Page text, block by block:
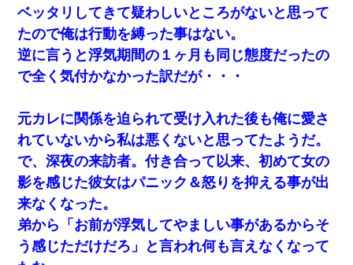
ベッタリしてきて疑わしいところがないと思って
たので俺は行動を縛った事はない。
逆に言うと浮気期間の１ヶ月も同じ態度だったの
で全く気付かなかった訳だが・・・
元カレに関係を迫られて受け入れた後も俺に愛さ
れていないから私は悪くないと思ってたようだ。
で、深夜の来訪者。付き合って以来、初めて女の
影を感じた彼女はパニック＆怒りを抑える事が出
来なくなった。
弟から「お前が浮気してやましい事があるからそ
う感じただけだろ」と言われ何も言えなくなって